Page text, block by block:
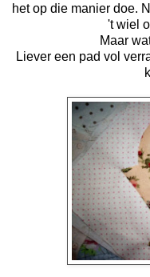
het op die manier doe.
't wiel
Maar
Liever een pad vol